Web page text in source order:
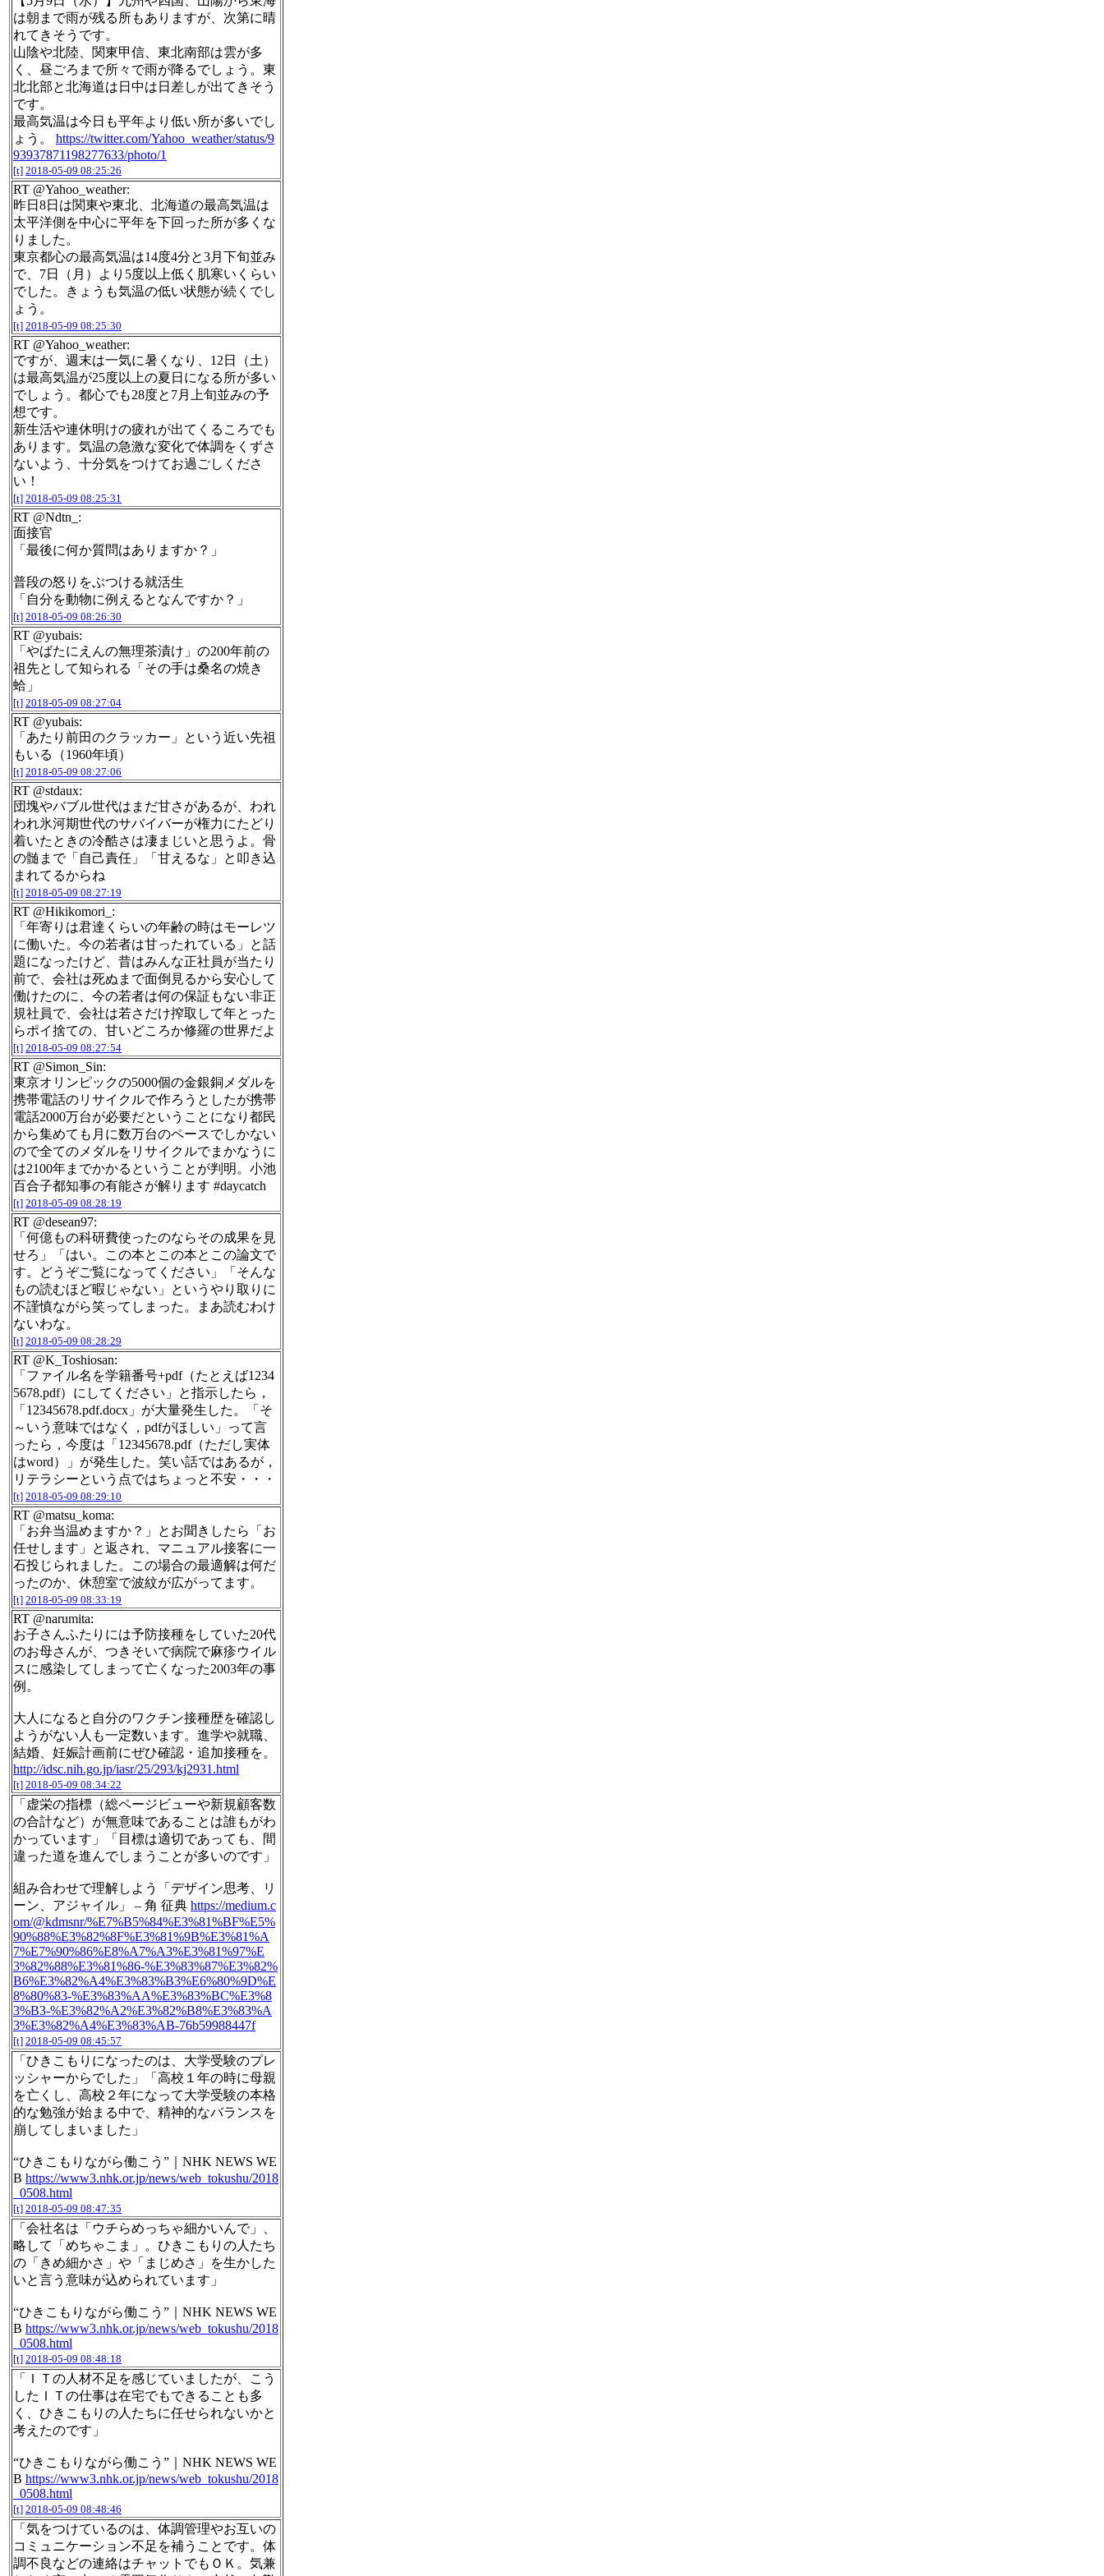
は朝まで雨が残る所もありますが、次第に晴
れてきそうです。
山陰や北陸、関東甲信、東北南部は雲が多
く、昼ごろまで所々で雨が降るでしょう。東
北北部と北海道は日中は日差しが出てきそう
です。
最高気温は今日も平年より低い所が多いでし
ょう。 https://twitter.com/Yahoo_weather/status/9
93937871198277633/photo/1
[t] 2018-05-09 08:25:26
RT @Yahoo_weather:
昨日8日は関東や東北、北海道の最高気温は
太平洋側を中心に平年を下回った所が多くな
りました。
東京都心の最高気温は14度4分と3月下旬並み
で、7日（月）より5度以上低く肌寒いくらい
でした。きょうも気温の低い状態が続くでし
ょう。
[t] 2018-05-09 08:25:30
RT @Yahoo_weather:
ですが、週末は一気に暑くなり、12日（土）
は最高気温が25度以上の夏日になる所が多い
でしょう。都心でも28度と7月上旬並みの予
想です。
新生活や連休明けの疲れが出てくるころでも
あります。気温の急激な変化で体調をくずさ
ないよう、十分気をつけてお過ごしくださ
い！
[t] 2018-05-09 08:25:31
RT @Ndtn_:
面接官
「最後に何か質問はありますか？」
普段の怒りをぶつける就活生
「自分を動物に例えるとなんですか？」
[t] 2018-05-09 08:26:30
RT @yubais:
「やばたにえんの無理茶漬け」の200年前の
祖先として知られる「その手は桑名の焼き
蛤」
[t] 2018-05-09 08:27:04
RT @yubais:
「あたり前田のクラッカー」という近い先祖
もいる（1960年頃）
[t] 2018-05-09 08:27:06
RT @stdaux:
団塊やバブル世代はまだ甘さがあるが、われ
われ氷河期世代のサバイバーが権力にたどり
着いたときの冷酷さは凄まじいと思うよ。骨
の髄まで「自己責任」「甘えるな」と叩き込
まれてるからね
[t] 2018-05-09 08:27:19
RT @Hikikomori_:
「年寄りは君達くらいの年齢の時はモーレツ
に働いた。今の若者は甘ったれている」と話
題になったけど、昔はみんな正社員が当たり
前で、会社は死ぬまで面倒見るから安心して
働けたのに、今の若者は何の保証もない非正
規社員で、会社は若さだけ搾取して年とった
らポイ捨ての、甘いどころか修羅の世界だよ
[t] 2018-05-09 08:27:54
RT @Simon_Sin:
東京オリンピックの5000個の金銀銅メダルを
携帯電話のリサイクルで作ろうとしたが携帯
電話2000万台が必要だということになり都民
から集めても月に数万台のペースでしかない
ので全てのメダルをリサイクルでまかなうに
は2100年までかかるということが判明。小池
百合子都知事の有能さが解ります #daycatch
[t] 2018-05-09 08:28:19
RT @desean97:
「何億もの科研費使ったのならその成果を見
せろ」「はい。この本とこの本とこの論文で
す。どうぞご覧になってください」「そんな
もの読むほど暇じゃない」というやり取りに
不謹慎ながら笑ってしまった。まあ読むわけ
ないわな。
[t] 2018-05-09 08:28:29
RT @K_Toshiosan:
「ファイル名を学籍番号+pdf（たとえば1234
5678.pdf）にしてください」と指示したら，
「12345678.pdf.docx」が大量発生した。「そ
～いう意味ではなく，pdfがほしい」って言
ったら，今度は「12345678.pdf（ただし実体
はword）」が発生した。笑い話ではあるが，
リテラシーという点ではちょっと不安・・・
[t] 2018-05-09 08:29:10
RT @matsu_koma:
「お弁当温めますか？」とお聞きしたら「お
任せします」と返され、マニュアル接客に一
石投じられました。この場合の最適解は何だ
ったのか、休憩室で波紋が広がってます。
[t] 2018-05-09 08:33:19
RT @narumita:
お子さんふたりには予防接種をしていた20代
のお母さんが、つきそいで病院で麻疹ウイル
スに感染してしまって亡くなった2003年の事
例。
大人になると自分のワクチン接種歴を確認し
ようがない人も一定数います。進学や就職、
結婚、妊娠計画前にぜひ確認・追加接種を。
http://idsc.nih.go.jp/iasr/25/293/kj2931.html
[t] 2018-05-09 08:34:22
「虚栄の指標（総ページビューや新規顧客数
の合計など）が無意味であることは誰もがわ
かっています」「目標は適切であっても、間
違った道を進んでしまうことが多いのです」
組み合わせで理解しよう「デザイン思考、リ
ーン、アジャイル」 – 角 征典 https://medium.c
om/@kdmsnr/%E7%B5%84%E3%81%BF%E5%
90%88%E3%82%8F%E3%81%9B%E3%81%A
7%E7%90%86%E8%A7%A3%E3%81%97%E
3%82%88%E3%81%86-%E3%83%87%E3%82%
B6%E3%82%A4%E3%83%B3%E6%80%9D%E
8%80%83-%E3%83%AA%E3%83%BC%E3%8
3%B3-%E3%82%A2%E3%82%B8%E3%83%A
3%E3%82%A4%E3%83%AB-76b59988447f
[t] 2018-05-09 08:45:57
「ひきこもりになったのは、大学受験のプレ
ッシャーからでした」「高校１年の時に母親
を亡くし、高校２年になって大学受験の本格
的な勉強が始まる中で、精神的なバランスを
崩してしまいました」
“ひきこもりながら働こう”｜NHK NEWS WE
B https://www3.nhk.or.jp/news/web_tokushu/2018
_0508.html
[t] 2018-05-09 08:47:35
「会社名は「ウチらめっちゃ細かいんで」、
略して「めちゃこま」。ひきこもりの人たち
の「きめ細かさ」や「まじめさ」を生かした
いと言う意味が込められています」
“ひきこもりながら働こう”｜NHK NEWS WE
B https://www3.nhk.or.jp/news/web_tokushu/2018
_0508.html
[t] 2018-05-09 08:48:18
「ＩＴの人材不足を感じていましたが、こう
したＩＴの仕事は在宅でもできることも多
く、ひきこもりの人たちに任せられないかと
考えたのです」
“ひきこもりながら働こう”｜NHK NEWS WE
B https://www3.nhk.or.jp/news/web_tokushu/2018
_0508.html
[t] 2018-05-09 08:48:46
「気をつけているのは、体調管理やお互いの
コミュニケーション不足を補うことです。体
調不良などの連絡はチャットでもＯＫ。気兼